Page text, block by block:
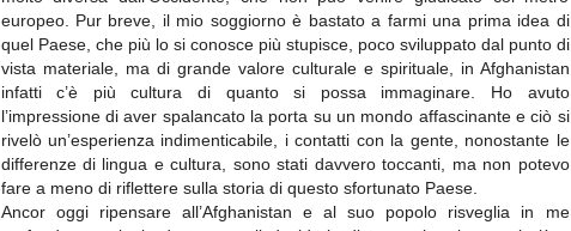
europeo. Pur breve, il mio soggiorno è bastato a farmi una prima idea di
quel Paese, che più lo si conosce più stupisce, poco sviluppato dal punto di
vista materiale, ma di grande valore culturale e spirituale, in Afghanistan
infatti c’è più cultura di quanto si possa immaginare. Ho avuto
l’impressione di aver spalancato la porta su un mondo affascinante e ciò si
rivelò un’esperienza indimenticabile, i contatti con la gente, nonostante le
differenze di lingua e cultura, sono stati davvero toccanti, ma non potevo
fare a meno di riflettere sulla storia di questo sfortunato Paese.
Ancor oggi ripensare all’Afghanistan e al suo popolo risveglia in me